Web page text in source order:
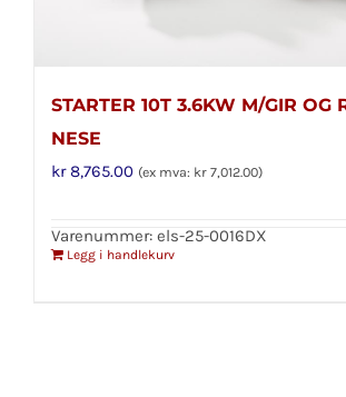
STARTER 10T 3.6KW M/GIR OG
NESE
kr8,765.00 (ex mva: kr 7,012.00)
Varenummer: els-25-0016DX
Legg i handlekurv